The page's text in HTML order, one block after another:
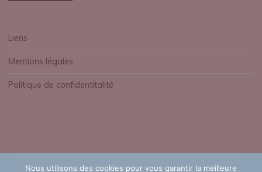
Liens
Mentions légales
Politique de confidentitalité
Nous utilisons des cookies pour vous garantir la meilleure